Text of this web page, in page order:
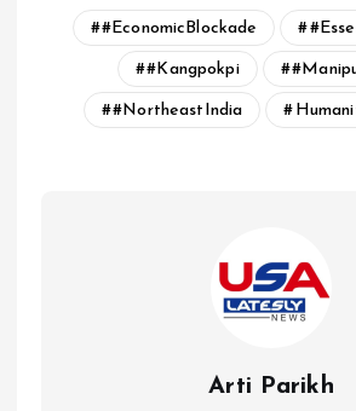
#EconomicBlockade
#Kangpokpi
#NortheastIndia
Arti Parikh